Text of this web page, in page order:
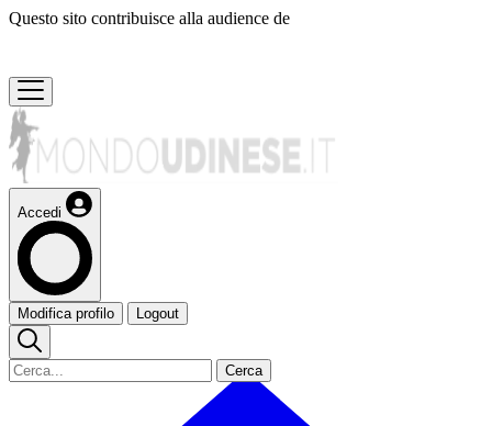
Questo sito contribuisce alla audience de
Accedi
Modifica profilo Logout
Cerca